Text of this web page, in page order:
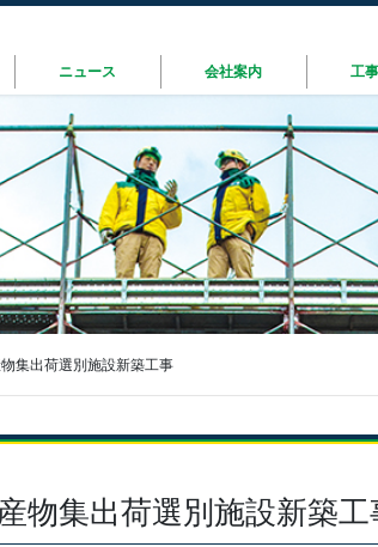
ニュース 会社案内 工
集出荷選別施設新築工事
物集出荷選別施設新築工